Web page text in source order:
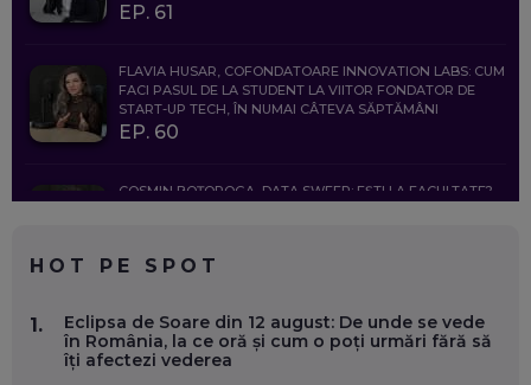
EP. 61
FLAVIA HUSAR, COFONDATOARE INNOVATION LABS: CUM
FACI PASUL DE LA STUDENT LA VIITOR FONDATOR DE
START-UP TECH, ÎN NUMAI CÂTEVA SĂPTĂMÂNI
EP. 60
COSMIN BOȚOROGA, DATA SWEEP: EȘTI LA FACULTATE?
FOLOSEȘTI TEHNOLOGIA CA SĂ FII MAI BUN LA JOB. ȘI CUM
SE VA SCHIMBA MUNCA, ÎN URMĂTORII ANI
EP. 58
HOT PE SPOT
1.
Eclipsa de Soare din 12 august: De unde se vede
în România, la ce oră și cum o poți urmări fără să
îți afectezi vederea